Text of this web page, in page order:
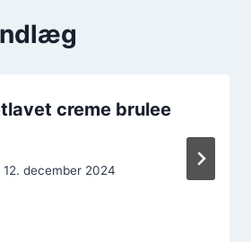
creme brulee
12. december 2024